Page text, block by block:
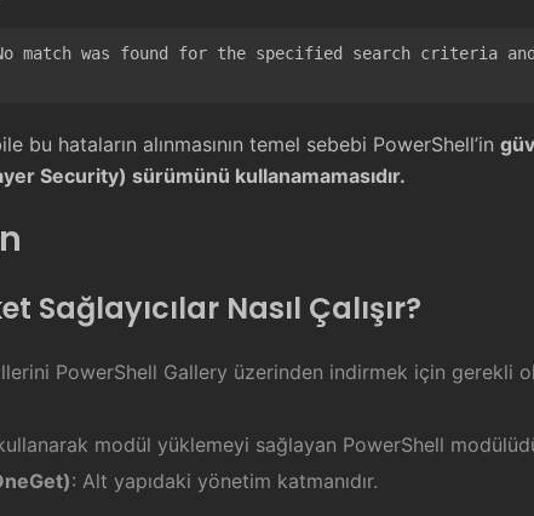
match was found for the specified search criteria
bu hataların alınmasının temel sebebi PowerShell’in
Security) sürümünü kullanamamasıdır.
Sağlayıcılar Nasıl Çalışır?
PowerShell Gallery üzerinden indirmek için gerekli
modül yüklemeyi sağlayan PowerShell
: Alt yapıdaki yönetim katmanıdır.